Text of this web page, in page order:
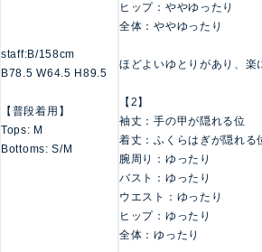
staff:B/158cm
B78.5 W64.5 H89.5
【普段着用】
Tops: M
Bottoms: S/M
ヒップ：ややゆったり
全体：ややゆったり
ほどよいゆとりがあり、楽
【2】
袖丈：手の甲が隠れる位
着丈：ふくらはぎが隠れる
腕周り：ゆったり
バスト：ゆったり
ウエスト：ゆったり
ヒップ：ゆったり
全体：ゆったり